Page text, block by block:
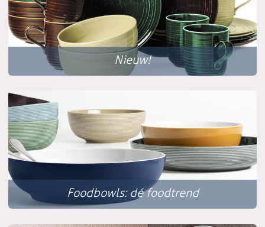
Nieuw!
Foodbowls: dé foodtrend